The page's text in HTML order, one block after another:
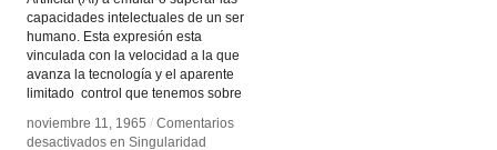
capacidades intelectuales de un ser
humano. Esta expresión esta
vinculada con la velocidad a la que
avanza la tecnología y el aparente
limitado control que tenemos sobre
noviembre 11, 1965 / Comentarios
desactivados en Singularidad
noviembre 11, 1965 / Comentarios
desactivados en Singularidad